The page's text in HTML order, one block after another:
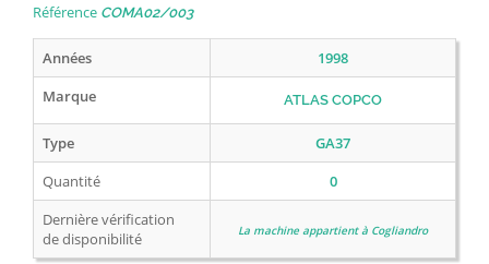
Référence COMA02/003
Années
1998
Marque
ATLAS COPCO
Type
GA37
Quantité
0
Dernière vérification
de disponibilité
La machine appartient à Cogliandro